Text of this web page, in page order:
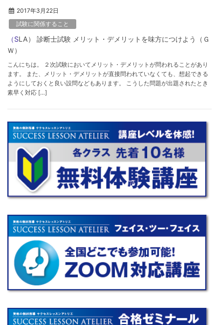
2017年3月22日
試験に関係すること
（SLA） 診断士試験 メリット・デメリットを味方につけよう（Ｇ
Ｗ）
こんにちは。 ２次試験においてメリット・デメリットが問われることがあり
ます。 また、メリット・デメリットが直接問われていなくても、想起できる
ようにしておくと良い設問などもあります。 こうした問題が出題されたとき
素早く対応 […]